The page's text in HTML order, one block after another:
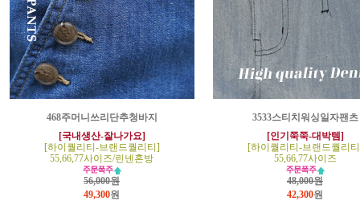
468주머니쓰리단추청바지
[국내생산-잘나가요]
[하이퀄리티-브랜드퀄리티]
55,66,77사이즈/린넨혼방
56,000원
49,300원
3533스티치워싱일자팬츠
[인기쭉쭉-대박템]
[하이퀄리티-브랜드퀄리
55,66,77사이즈
48,000원
42,300원